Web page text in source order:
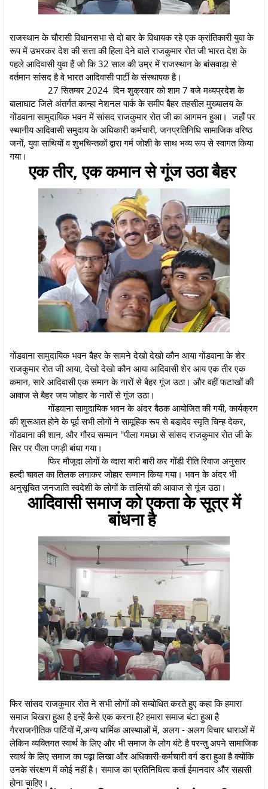
राजस्थान के चौरासी विधानसभा से दो बार के विधायक रहे एक क्रांतिकारी युवा के
रूप में उभरकर देश की सत्ता की हिला देने वाले राजकुमार रोत जी भारत देश के
पहले आदिवासी युवा हैं जो कि 32 साल की उम्र में राजस्थान के बांसवाड़ा से
वर्तमान सांसद है वे भारत आदिवासी पार्टी के संस्थापक है।
27 सितम्बर 2024 दिन शुक्रवार को शाम 7 बजे मध्यप्रदेश के
बालाघाट जिले अंतर्गत कान्हा नेशनल पार्क के समीप बैहर तहसील मुख्यालय के
गोंडवाना सामुदायिक भवन में सांसद राजकुमार रोत जी का आगमन हुआ। जहाँ पर
स्थानीय आदिवासी समुदाय के अधिकारी कर्मचारी, जनप्रतिनिधि सामाजिक वरिष्ठ
जनों, युवा साथियों व शुभचिन्तकों द्वारा गर्म जोशी के साथ भव्य रूप से स्वागत किया
गया।
एक तीर, एक कमान से गूंज उठा बैहर
गोंडवाना सामुदायिक भवन बैहर के सामने देखो देखो कौन आया गोंडवाना के शेर
राजकुमार रोत जी आया, देखो देखो कौन आया आदिवासी शेर आय एक तीर एक
कमान, सारे आदिवासी एक समान के नारों से बैहर गूंज उठा। और वहीं फटाखों की
आवाज से बैहर जय जोहार के नारों से गूंज उठा।
गोंडवाना सामुदायिक भवन के अंदर बैठक आयोजित की गयी, कार्यक्रम
की शुरूआत होने के पूर्व सभी लोगों ने सामूहिक रूप से बडा़देव स्मृति चिन्ह देकर,
गोंडवाना की शान, और गौरव सम्मान ''पीला गमछा से सांसद राजकुमार रोत जी के
सिर पर पीला पगड़ी बांधा गया।
फिर मौजूदा लोगों के व्दारा बारी बारी कर गोंडी रीति रिवाज अनुसार
हल्दी चावल का तिलक लगाकर जोहार सम्मान किया गया। भवन के अंदर भी
अनुसूचित जनजाति स्वदेशी के लोगों के तालियों की आवाज से गूंज उठा।
आदिवासी समाज को एकता के सूत्र में
बांधना है
फिर सांसद राजकुमार रोत ने सभी लोगों को सम्बोधित करते हुए कहा कि हमारा
समाज बिखरा हुआ है इन्हें कैसे एक करना है? हमारा समाज बंटा हुआ है
गैरराजनीतिक पार्टियों में,अन्य धार्मिक आस्थाओं में, अलग - अलग विचार धाराओं में
लेकिन व्यक्तिगत स्वार्थ के लिए और भी समाज के लोग बंटे है परन्तु अपने सामाजिक
स्वार्थ के लिए समाज का पढ़ा़ लिखा और अधिकारी-कर्मचारी वर्ग डरा हुआ है क्योंकि
उनके संरक्षण में कोई नहीं है। समाज का प्रतिनिधित्व कर्ता ईमानदार और सहासी
होना चाहिए।